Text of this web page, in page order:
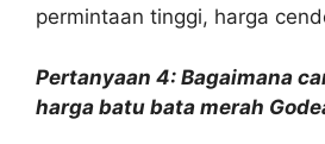
permintaan tinggi, harga
Pertanyaan 4: Bagaimana
harga batu bata merah